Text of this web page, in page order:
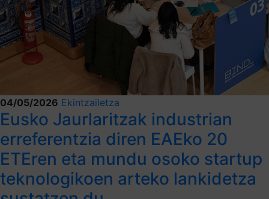
04/05/2026 Ekintzailetza
Eusko Jaurlaritzak industrian
erreferentzia diren EAEko 20
ETEren eta mundu osoko startup
teknologikoen arteko lankidetza